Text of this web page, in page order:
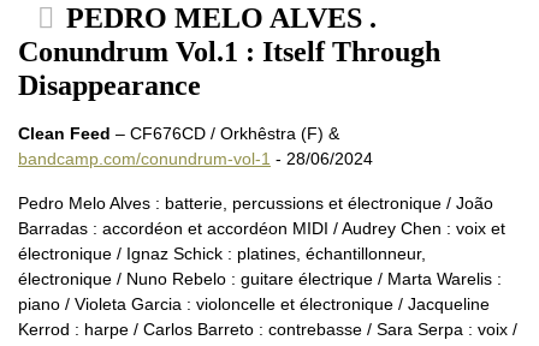
PEDRO MELO ALVES .
Conundrum Vol.1 : Itself Through
Disappearance
Clean Feed – CF676CD / Orkhêstra (F) &
bandcamp.com/conundrum-vol-1 - 28/06/2024
Pedro Melo Alves : batterie, percussions et électronique / João
Barradas : accordéon et accordéon MIDI / Audrey Chen : voix et
électronique / Ignaz Schick : platines, échantillonneur,
électronique / Nuno Rebelo : guitare électrique / Marta Warelis :
piano / Violeta Garcia : violoncelle et électronique / Jacqueline
Kerrod : harpe / Carlos Barreto : contrebasse / Sara Serpa : voix /